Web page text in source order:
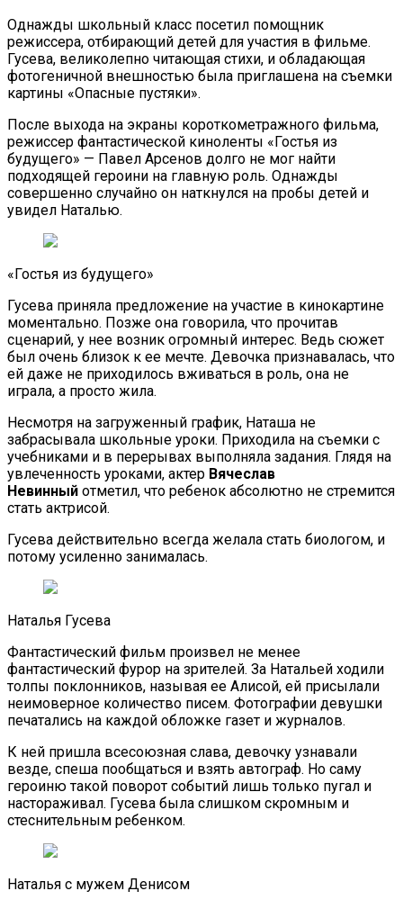
Однажды школьный класс посетил помощник
режиссера, отбирающий детей для участия в фильме.
Гусева, великолепно читающая стихи, и обладающая
фотогеничной внешностью была приглашена на съемки
картины «Опасные пустяки».
После выхода на экраны короткометражного фильма,
режиссер фантастической киноленты «Гостья из
будущего» — Павел Арсенов долго не мог найти
подходящей героини на главную роль. Однажды
совершенно случайно он наткнулся на пробы детей и
увидел Наталью.
«Гостья из будущего»
Гусева приняла предложение на участие в кинокартине
моментально. Позже она говорила, что прочитав
сценарий, у нее возник огромный интерес. Ведь сюжет
был очень близок к ее мечте. Девочка признавалась, что
ей даже не приходилось вживаться в роль, она не
играла, а просто жила.
Несмотря на загруженный график, Наташа не
забрасывала школьные уроки. Приходила на съемки с
учебниками и в перерывах выполняла задания. Глядя на
увлеченность уроками, актер Вячеслав
Невинный отметил, что ребенок абсолютно не стремится
стать актрисой.
Гусева действительно всегда желала стать биологом, и
потому усиленно занималась.
Наталья Гусева
Фантастический фильм произвел не менее
фантастический фурор на зрителей. За Натальей ходили
толпы поклонников, называя ее Алисой, ей присылали
неимоверное количество писем. Фотографии девушки
печатались на каждой обложке газет и журналов.
К ней пришла всесоюзная слава, девочку узнавали
везде, спеша пообщаться и взять автограф. Но саму
героиню такой поворот событий лишь только пугал и
настораживал. Гусева была слишком скромным и
стеснительным ребенком.
Наталья с мужем Денисом